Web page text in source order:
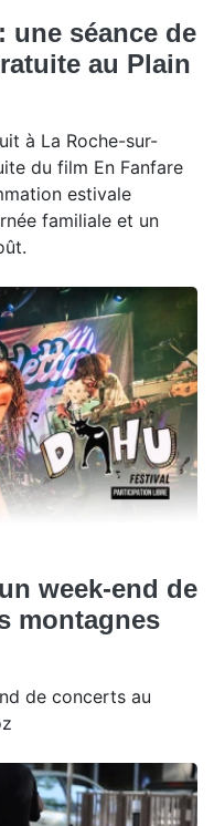
une séance de
au Plain
à La Roche-sur-
du film En Fanfare
estivale
familiale et un
week-end de
montagnes
de concerts au